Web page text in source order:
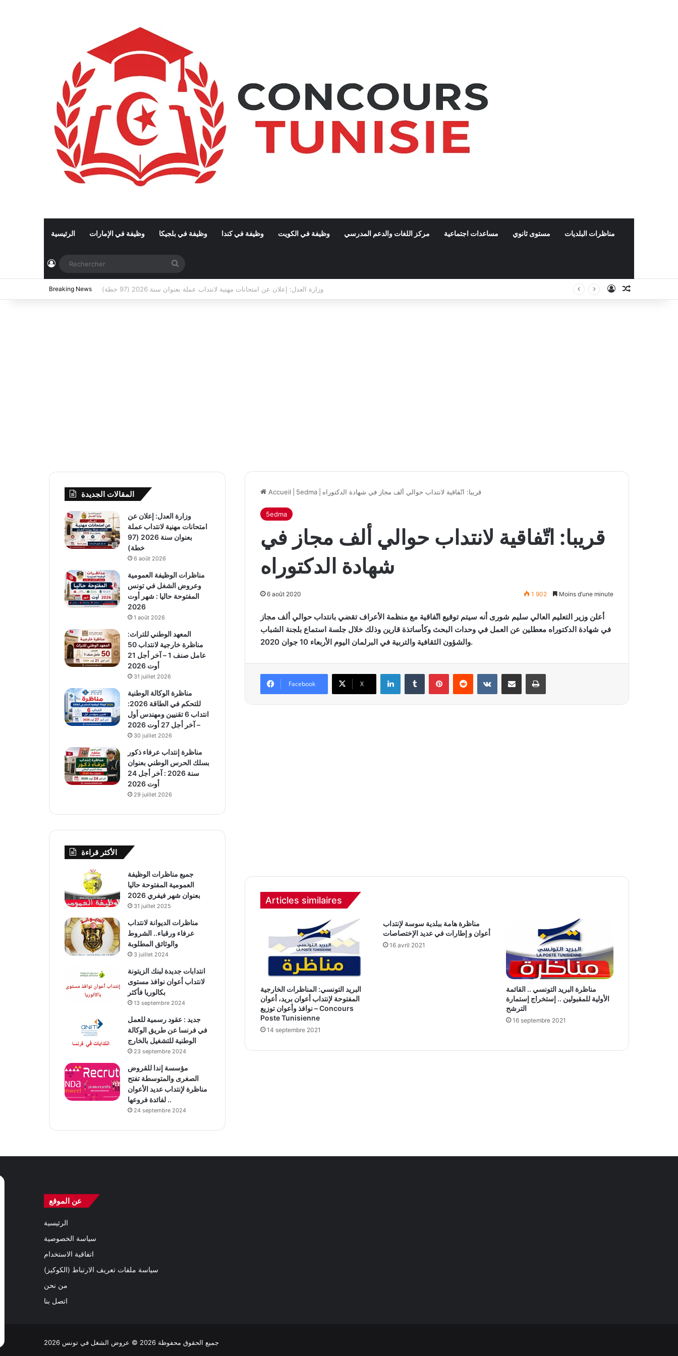
الرئيسية وظيفة في الإمارات وظيفة في بلجيكا وظيفة في كندا وظيفة في الكويت مركز اللغات والدعم المدرسي مساعدات اجتماعية مستوى ثانوي مناظرات البلديات
Connexion
Breaking News مناظرات الوظيفة العمومية وعروض الشغل في تونس المفتوحة حاليا : شهر أوت 2026 Connexion
Article
Accueil 5edma قريبا: اتّفاقية لانتداب حوالي ألف مجاز في شهادة الدكتوراه
5edma
قريبا: اتّفاقية لانتداب حوالي ألف مجاز في
شهادة الدكتوراه
6 août 2020 1 902 Moins d’une minute
أعلن وزير التعليم العالي سليم شورى أنه سيتم توقيع اتّفاقية مع منظمة الأعراف تقضي بانتداب حوالي ألف مجاز
في شهادة الدكتوراه معطلين عن العمل في وحدات البحث وكأساتذة قارين وذلك خلال جلسة استماع بلجنة الشباب
والشؤون الثقافية والتربية في البرلمان اليوم الأربعاء 10 جوان 2020.
Facebook X
LinkedinTumblr PinterestReddit VKontaktePartager par email Imprimer
Articles similaires
البريد التونسي: المناظرات الخارجية
المفتوحة لإنتداب أعوان بريد، أعوان
نوافذ وأعوان توزيع – Concours
Poste Tunisienne
14 septembre 2021
مناظرة هامة ببلدية سوسة لإنتداب
أعوان و إطارات في عديد الإختصاصات
16 avril 2021
مناظرة البريد التونسي .. القائمة
الأولية للمقبولين .. إستخراج إستمارة
الترشح
16 septembre 2021
المقالات الجديدة
وزارة العدل: إعلان عن
امتحانات مهنية لانتداب عملة
بعنوان سنة 2026 (97
خطة)
6 août 2026
مناظرات الوظيفة العمومية
وعروض الشغل في تونس
المفتوحة حاليا : شهر أوت
2026
1 août 2026
المعهد الوطني للتراث:
مناظرة خارجية لانتداب 50
عامل صنف 1 – آخر أجل 21
أوت 2026
31 juillet 2026
مناظرة الوكالة الوطنية
للتحكم في الطاقة 2026:
انتداب 6 تقنيين ومهندس أول
– آخر أجل 27 أوت 2026
30 juillet 2026
مناظرة إنتداب عرفاء ذكور
بسلك الحرس الوطني بعنوان
سنة 2026 : آخر أجل 24
أوت 2026
29 juillet 2026
الأكثر قراءة
جميع مناظرات الوظيفة
العمومية المفتوحة حاليا
بعنوان شهر فيفري 2026
31 juillet 2025
مناظرات الديوانة لانتداب
عرفاء ورقباء.. الشروط
والوثائق المطلوبة
3 juillet 2024
انتدابات جديدة لبنك الزيتونة
لانتداب أعوان نوافذ مستوى
بكالوريا فأكثر
13 septembre 2024
جديد : عقود رسمية للعمل
في فرنسا عن طريق الوكالة
الوطنية للتشغيل بالخارج
23 septembre 2024
مؤسسة إندا للقروض
الصغرى والمتوسطة تفتح
مناظرة لإنتداب عديد الأعوان
لفائدة فروعها ..
24 septembre 2024
عن الموقع
الرئيسية
سياسة الخصوصية
اتفاقية الاستخدام
سياسة ملفات تعريف الارتباط (الكوكيز)
من نحن
اتصل بنا
جميع الحقوق محفوظة 2026 © عروض الشغل في تونس 2026